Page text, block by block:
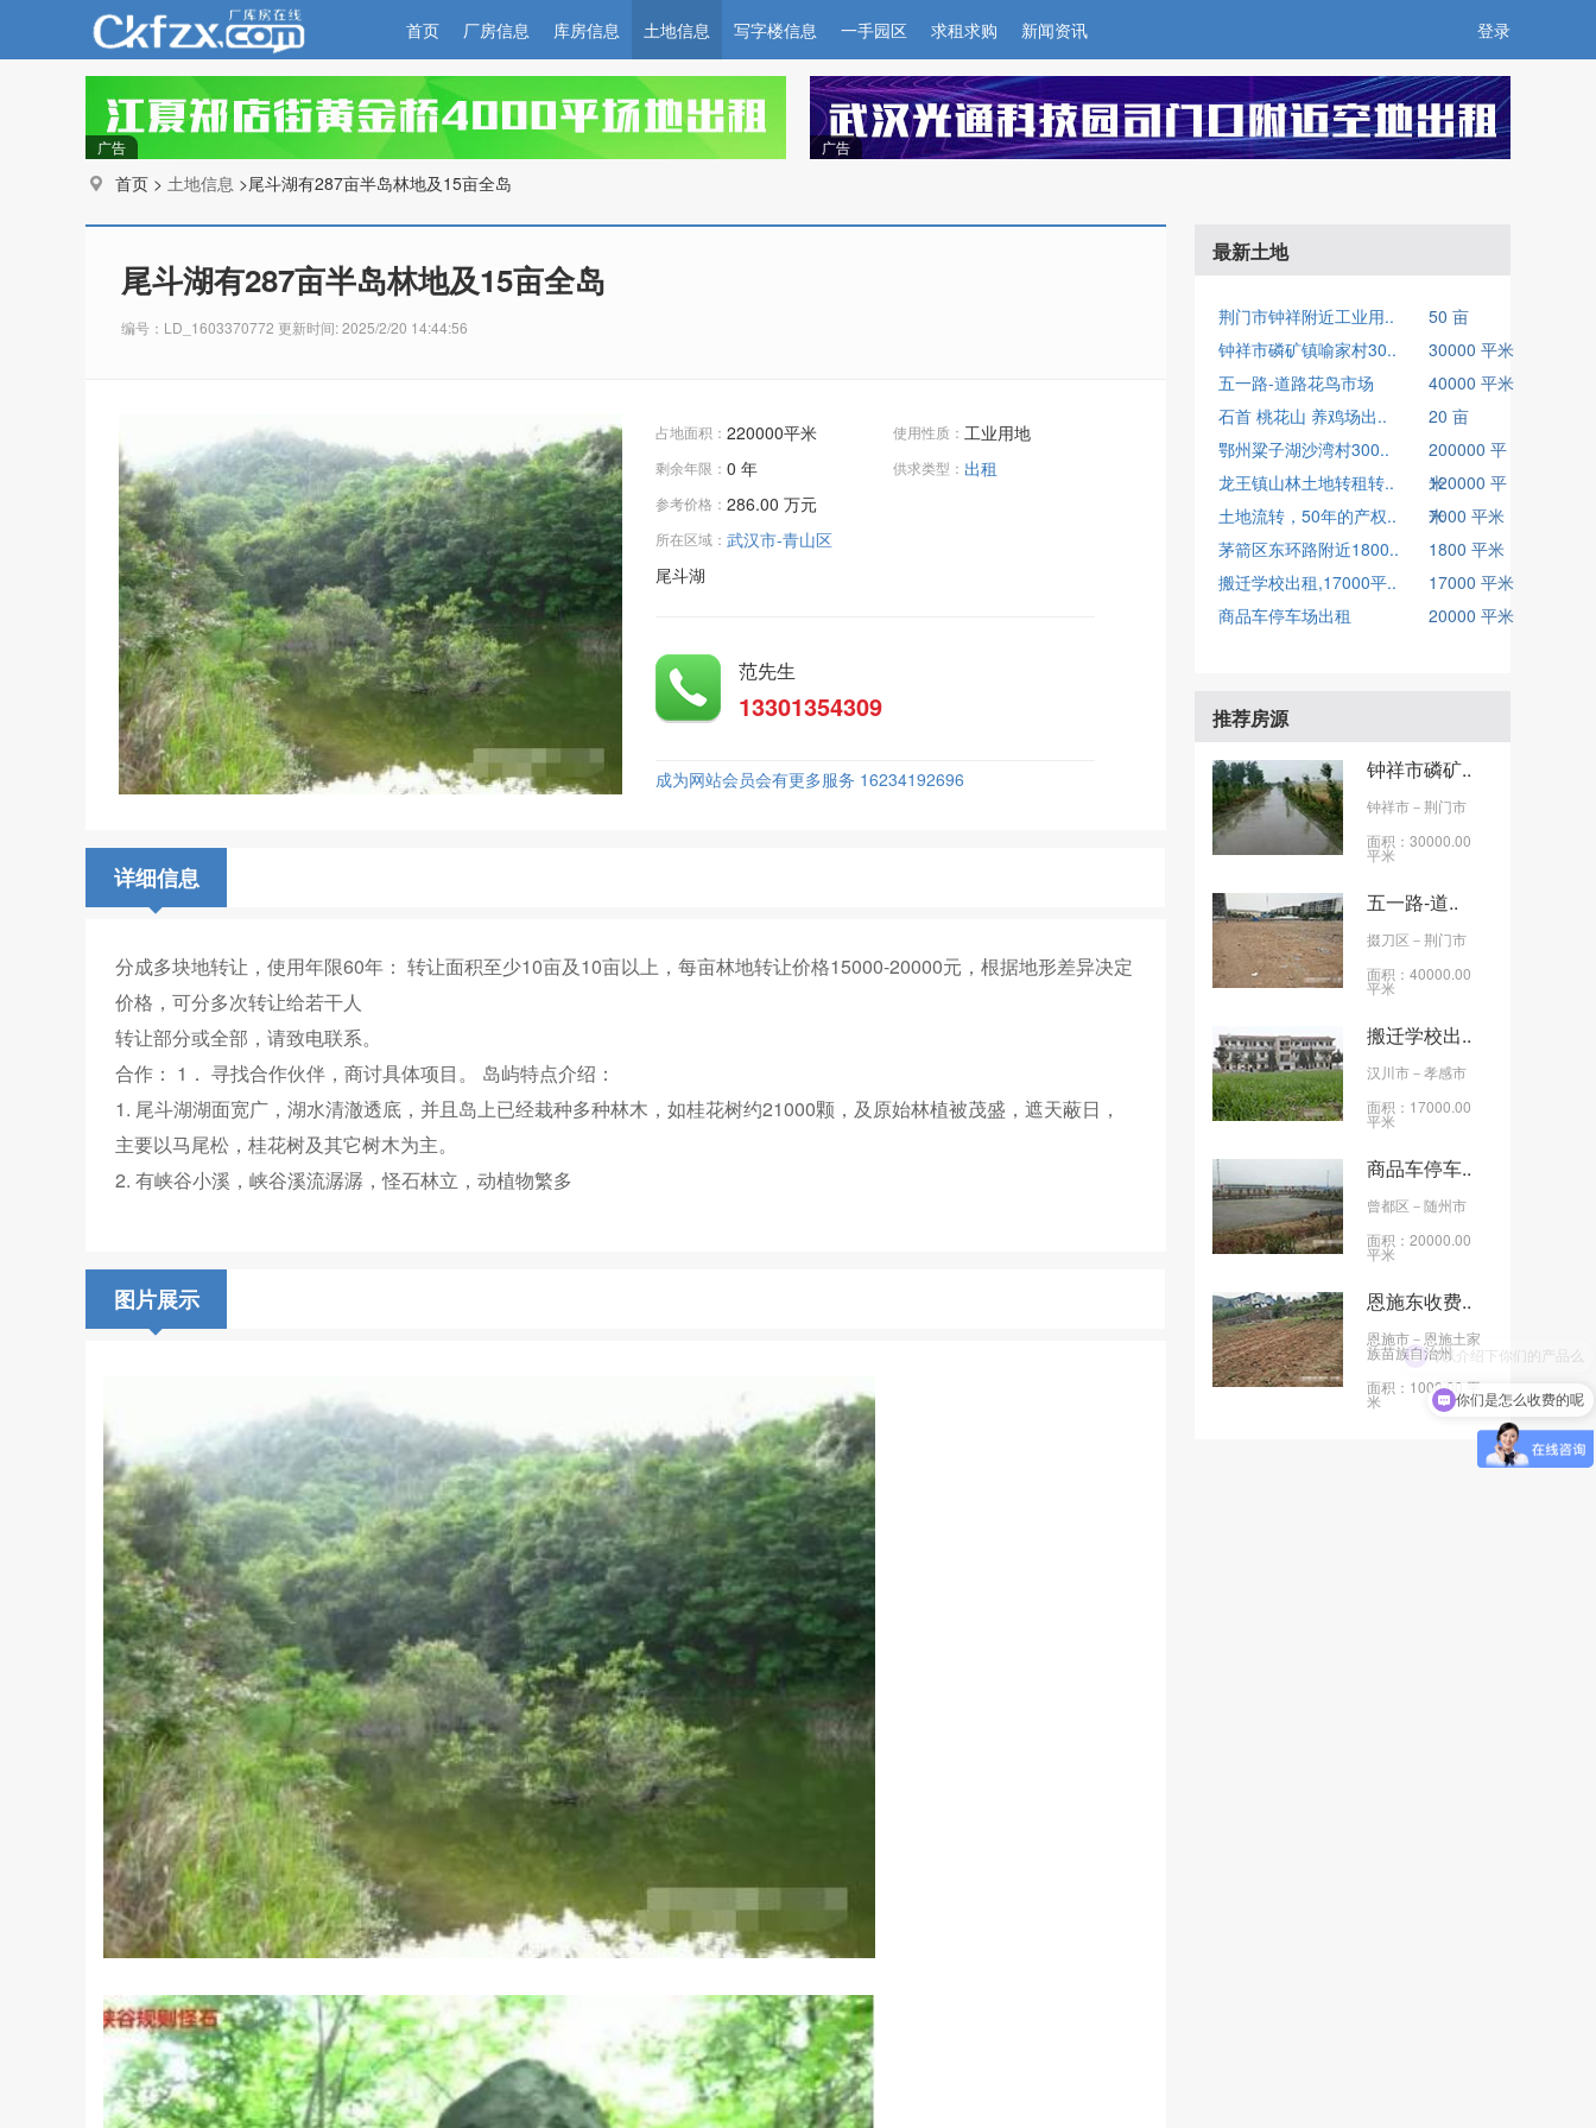
首页 厂房信息 库房信息 土地信息 写字楼信息 一手园区 求租求购 新闻资讯 登录
广告 广告
首页 > 土地信息 >尾斗湖有287亩半岛林地及15亩全岛
尾斗湖有287亩半岛林地及15亩全岛
编号：LD_1603370772 更新时间: 2025/2/20 14:44:56
占地面积： 220000平米 使用性质： 工业用地
剩余年限： 0 年 供求类型： 出租
参考价格： 286.00 万元
所在区域： 武汉市-青山区
尾斗湖
范先生
13301354309
成为网站会员会有更多服务 16234192696
详细信息
分成多块地转让，使用年限60年： 转让面积至少10亩及10亩以上，每亩林地转让价格15000-20000元，根据地形差异决定
价格，可分多次转让给若干人
转让部分或全部，请致电联系。
合作： 1． 寻找合作伙伴，商讨具体项目。 岛屿特点介绍：
1. 尾斗湖湖面宽广，湖水清澈透底，并且岛上已经栽种多种林木，如桂花树约21000颗，及原始林植被茂盛，遮天蔽日，
主要以马尾松，桂花树及其它树木为主。
2. 有峡谷小溪，峡谷溪流潺潺，怪石林立，动植物繁多
图片展示
最新土地
荆门市钟祥附近工业用..
50 亩
钟祥市磷矿镇喻家村30..
30000 平米
五一路-道路花鸟市场
40000 平米
石首 桃花山 养鸡场出..
20 亩
鄂州粱子湖沙湾村300..
200000 平
米
龙王镇山林土地转租转..
120000 平
米
土地流转，50年的产权..
7000 平米
茅箭区东环路附近1800..
1800 平米
搬迁学校出租,17000平..
17000 平米
商品车停车场出租
20000 平米
推荐房源
钟祥市磷矿..
钟祥市－荆门市
面积：30000.00
平米
五一路-道..
掇刀区 －荆门市
面积：40000.00
平米
搬迁学校出..
汉川市－孝感市
面积：17000.00
平米
商品车停车..
曾都区 －随州市
面积：20000.00
平米
恩施东收费..
恩施市－恩施土家
族苗族自治州
面积：1000.00 平
米 你们是怎么收费的呢